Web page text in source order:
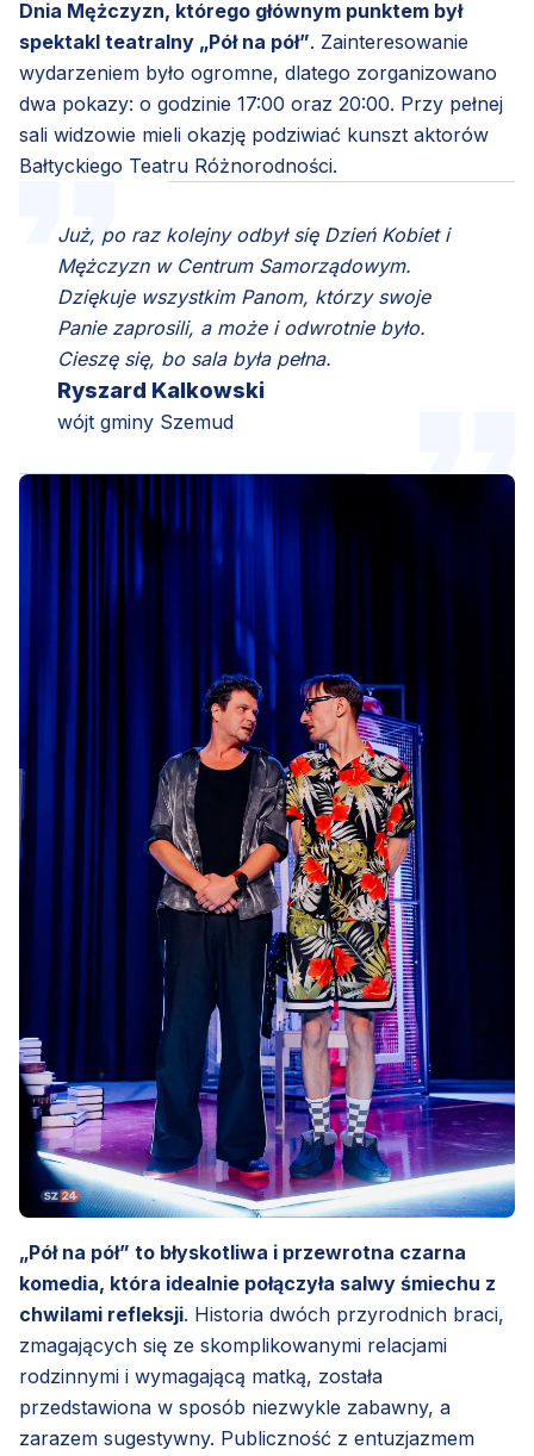
Dnia Mężczyzn, którego głównym punktem był
spektakl teatralny „Pół na pół”. Zainteresowanie
wydarzeniem było ogromne, dlatego zorganizowano
dwa pokazy: o godzinie 17:00 oraz 20:00. Przy pełnej
sali widzowie mieli okazję podziwiać kunszt aktorów
Bałtyckiego Teatru Różnorodności.
Już, po raz kolejny odbył się Dzień Kobiet i
Mężczyzn w Centrum Samorządowym.
Dziękuje wszystkim Panom, którzy swoje
Panie zaprosili, a może i odwrotnie było.
Cieszę się, bo sala była pełna.
Ryszard Kalkowski
wójt gminy Szemud
„Pół na pół” to błyskotliwa i przewrotna czarna
komedia, która idealnie połączyła salwy śmiechu z
chwilami refleksji. Historia dwóch przyrodnich braci,
zmagających się ze skomplikowanymi relacjami
rodzinnymi i wymagającą matką, została
przedstawiona w sposób niezwykle zabawny, a
zarazem sugestywny. Publiczność z entuzjazmem